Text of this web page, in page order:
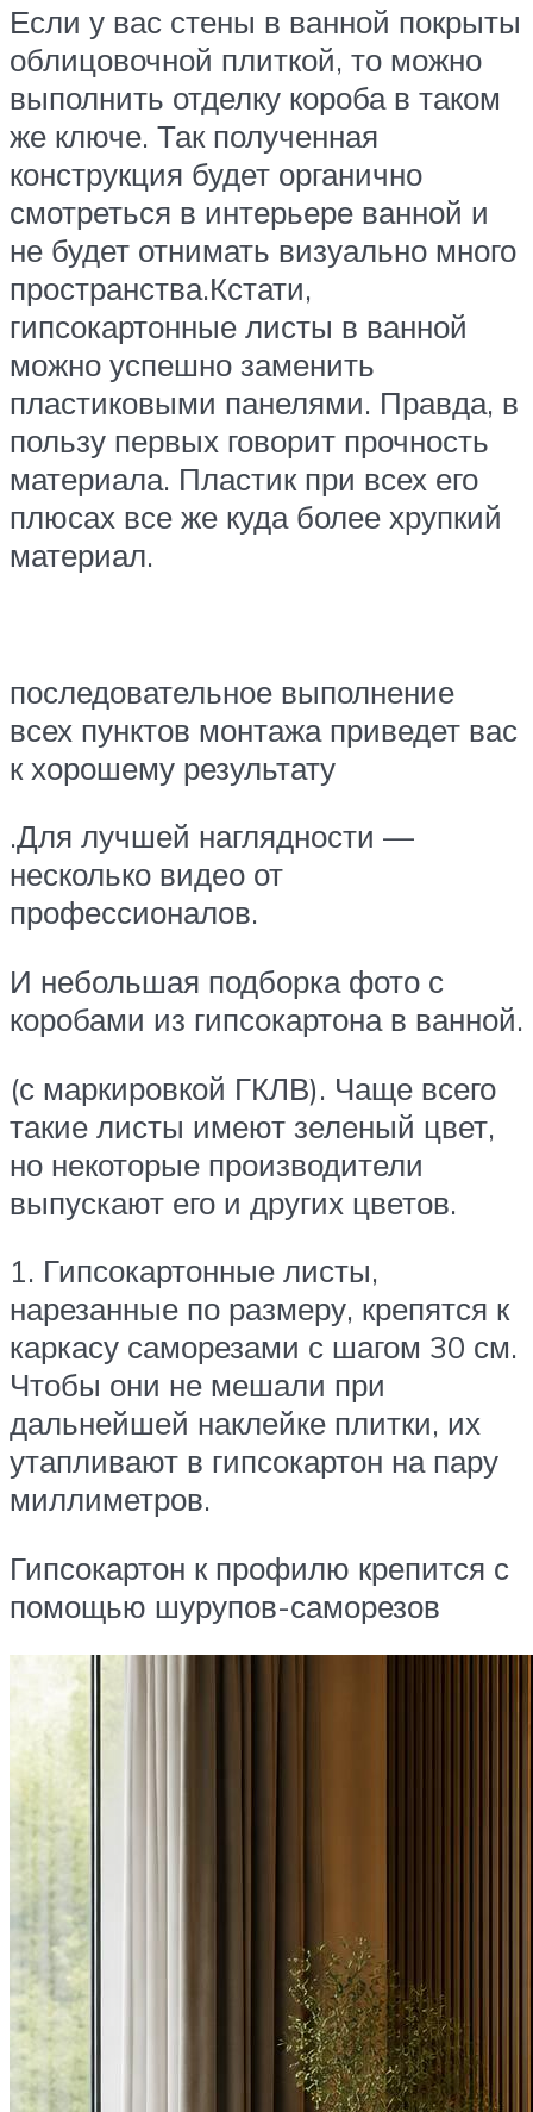
Если у вас стены в ванной покрыты
облицовочной плиткой, то можно
выполнить отделку короба в таком
же ключе. Так полученная
конструкция будет органично
смотреться в интерьере ванной и
не будет отнимать визуально много
пространства.Кстати,
гипсокартонные листы в ванной
можно успешно заменить
пластиковыми панелями. Правда, в
пользу первых говорит прочность
материала. Пластик при всех его
плюсах все же куда более хрупкий
материал.
последовательное выполнение
всех пунктов монтажа приведет вас
к хорошему результату
.Для лучшей наглядности —
несколько видео от
профессионалов.
И небольшая подборка фото с
коробами из гипсокартона в ванной.
(с маркировкой ГКЛВ). Чаще всего
такие листы имеют зеленый цвет,
но некоторые производители
выпускают его и других цветов.
1. Гипсокартонные листы,
нарезанные по размеру, крепятся к
каркасу саморезами с шагом 30 см.
Чтобы они не мешали при
дальнейшей наклейке плитки, их
утапливают в гипсокартон на пару
миллиметров.
Гипсокартон к профилю крепится с
помощью шурупов-саморезов